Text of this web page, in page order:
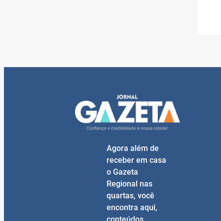
Agora além de
receber em casa
o Gazeta
Regional nas
quartas, você
encontra aqui,